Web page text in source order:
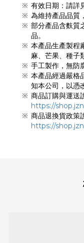
有效日期：請
為維持產品品質
部分產品含麩質
品。
本產品生產製程
麻、芒果、種子
手工製作，無防
本產品經過嚴格
知本公司，以憑
商品訂購與運送
https://
商品退換貨政策
https://